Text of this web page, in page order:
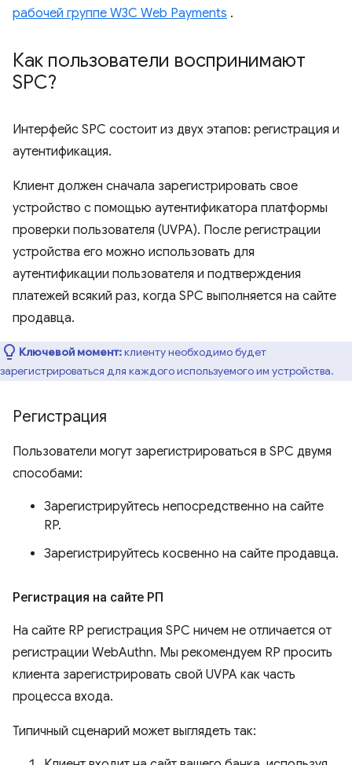
рабочей группе W3C Web Payments .
Как пользователи воспринимают
SPC?
Интерфейс SPC состоит из двух этапов: регистрация и
аутентификация.
Клиент должен сначала зарегистрировать свое
устройство с помощью аутентификатора платформы
проверки пользователя (UVPA). После регистрации
устройства его можно использовать для
аутентификации пользователя и подтверждения
платежей всякий раз, когда SPC выполняется на сайте
продавца.
Ключевой момент:клиенту необходимо будет
зарегистрироваться для каждого используемого им устройства.
Регистрация
Пользователи могут зарегистрироваться в SPC двумя
способами:
Зарегистрируйтесь непосредственно на сайте
RP.
Зарегистрируйтесь косвенно на сайте продавца.
Регистрация на сайте РП
На сайте RP регистрация SPC ничем не отличается от
регистрации WebAuthn. Мы рекомендуем RP просить
клиента зарегистрировать свой UVPA как часть
процесса входа.
Типичный сценарий может выглядеть так: